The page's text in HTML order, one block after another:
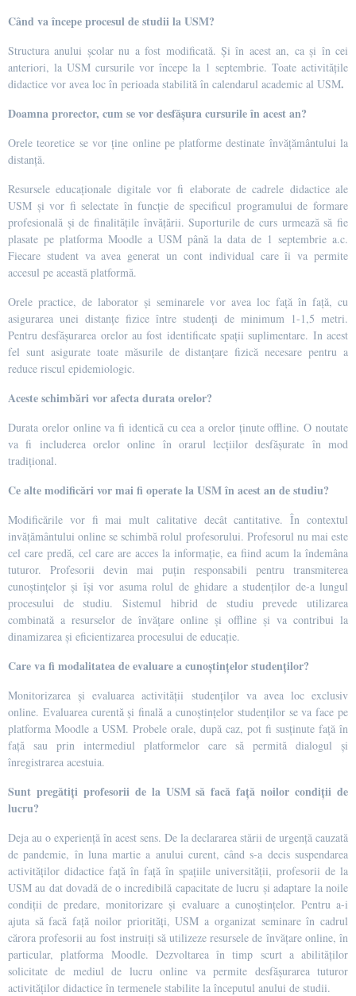
Când va începe procesul de studii la USM?
Structura anului școlar nu a fost modificată. Și în acest an, ca și în cei
anteriori, la USM cursurile vor începe la 1 septembrie. Toate activitățile
didactice vor avea loc în perioada stabilită în calendarul academic al USM.
Doamna prorector, cum se vor desfășura cursurile în acest an?
Orele teoretice se vor ține online pe platforme destinate învățământului la
distanță.
Resursele educaționale digitale vor fi elaborate de cadrele didactice ale
USM și vor fi selectate în funcție de specificul programului de formare
profesională și de finalitățile învățării. Suporturile de curs urmează să fie
plasate pe platforma Moodle a USM până la data de 1 septembrie a.c.
Fiecare student va avea generat un cont individual care îi va permite
accesul pe această platformă.
Orele practice, de laborator și seminarele vor avea loc față în față, cu
asigurarea unei distanțe fizice între studenți de minimum 1-1,5 metri.
Pentru desfășurarea orelor au fost identificate spații suplimentare. In acest
fel sunt asigurate toate măsurile de distanțare fizică necesare pentru a
reduce riscul epidemiologic.
Aceste schimbări vor afecta durata orelor?
Durata orelor online va fi identică cu cea a orelor ținute offline. O noutate
va fi includerea orelor online în orarul lecțiilor desfășurate în mod
tradițional.
Ce alte modificări vor mai fi operate la USM în acest an de studiu?
Modificările vor fi mai mult calitative decât cantitative. În contextul
invățământului online se schimbă rolul profesorului. Profesorul nu mai este
cel care predă, cel care are acces la informație, ea fiind acum la îndemâna
tuturor. Profesorii devin mai puțin responsabili pentru transmiterea
cunoștințelor și își vor asuma rolul de ghidare a studenților de-a lungul
procesului de studiu. Sistemul hibrid de studiu prevede utilizarea
combinată a resurselor de învățare online și offline și va contribui la
dinamizarea și eficientizarea procesului de educație.
Care va fi modalitatea de evaluare a cunoștințelor studenților?
Monitorizarea și evaluarea activității studenților va avea loc exclusiv
online. Evaluarea curentă și finală a cunoștințelor studenților se va face pe
platforma Moodle a USM. Probele orale, după caz, pot fi susținute față în
față sau prin intermediul platformelor care să permită dialogul și
înregistrarea acestuia.
Sunt pregătiți profesorii de la USM să facă față noilor condiții de
lucru?
Deja au o experiență în acest sens. De la declararea stării de urgență cauzată
de pandemie, în luna martie a anului curent, când s-a decis suspendarea
activităților didactice față în față în spațiile universității, profesorii de la
USM au dat dovadă de o incredibilă capacitate de lucru și adaptare la noile
condiții de predare, monitorizare și evaluare a cunoștințelor. Pentru a-i
ajuta să facă față noilor priorități, USM a organizat seminare în cadrul
cărora profesorii au fost instruiți să utilizeze resursele de învățare online, în
particular, platforma Moodle. Dezvoltarea în timp scurt a abilităților
solicitate de mediul de lucru online va permite desfășurarea tuturor
activităților didactice în termenele stabilite la începutul anului de studii.